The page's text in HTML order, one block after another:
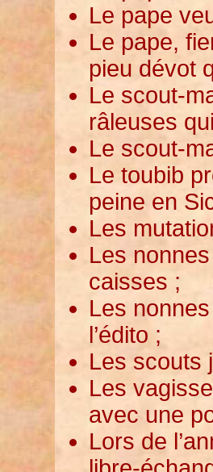
Le pape
Le pape,
pieu dévot
Le scout-
râleuses
Le scout-
Le toubib
peine en
Les
Les
caisses ;
Les
l’édito ;
Les scouts
Les
avec une
Lors de